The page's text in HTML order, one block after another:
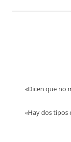
«Dicen que no
«Hay dos tipos